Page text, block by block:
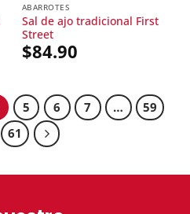
ABARROTES
Sal de ajo tradicional First
Street
$84.90
5 6 7 …
59
61